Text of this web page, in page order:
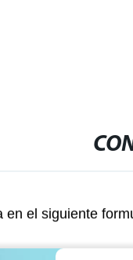
el siguiente